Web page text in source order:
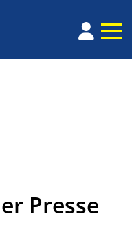
Presse